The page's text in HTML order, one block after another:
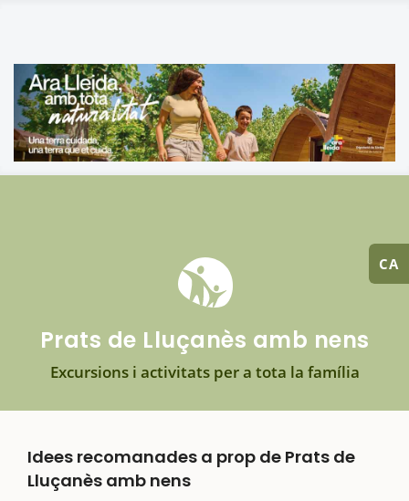
CA
Prats de Lluçanès amb nens
Excursions i activitats per a tota la família
Idees recomanades a prop de Prats de
Lluçanès amb nens